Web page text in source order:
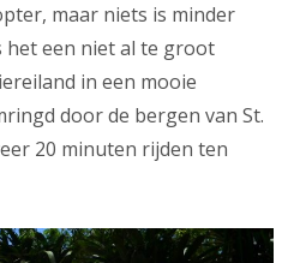
maar niets is minder
het een niet al te groot
in een mooie
door de bergen van St.
20 minuten rijden ten